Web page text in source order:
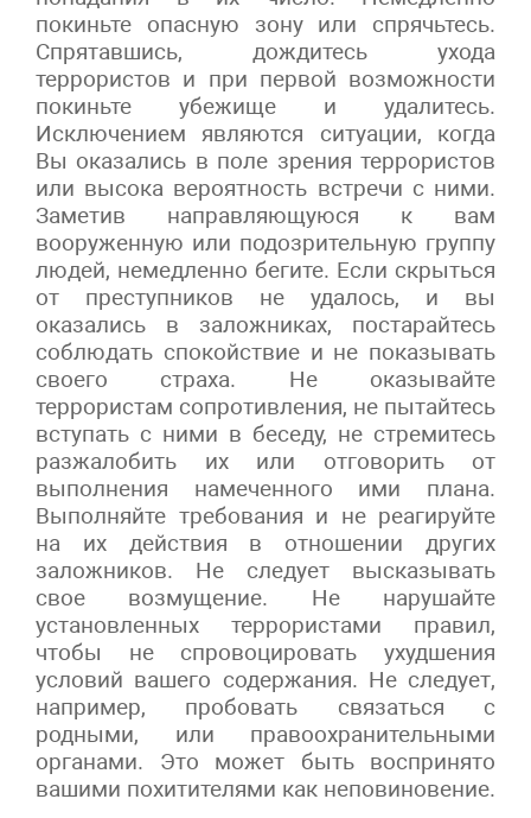
покиньте опасную зону или спрячьтесь.
Спрятавшись, дождитесь ухода
террористов и при первой возможности
покиньте убежище и удалитесь.
Исключением являются ситуации, когда
Вы оказались в поле зрения террористов
или высока вероятность встречи с ними.
Заметив направляющуюся к вам
вооруженную или подозрительную группу
людей, немедленно бегите. Если скрыться
от преступников не удалось, и вы
оказались в заложниках, постарайтесь
соблюдать спокойствие и не показывать
своего страха. Не оказывайте
террористам сопротивления, не пытайтесь
вступать с ними в беседу, не стремитесь
разжалобить их или отговорить от
выполнения намеченного ими плана.
Выполняйте требования и не реагируйте
на их действия в отношении других
заложников. Не следует высказывать
свое возмущение. Не нарушайте
установленных террористами правил,
чтобы не спровоцировать ухудшения
условий вашего содержания. Не следует,
например, пробовать связаться с
родными, или правоохранительными
органами. Это может быть воспринято
вашими похитителями как неповиновение.